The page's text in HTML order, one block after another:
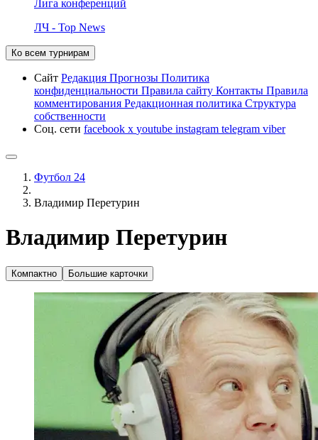
Лига конференций
ЛЧ - Top News
Ко всем турнирам
Сайт Редакция Прогнозы Политика
конфиденциальности Правила сайту Контакты Правила
комментирования Редакционная политика Структура
собственности
Соц. сети facebook x youtube instagram telegram viber
Футбол 24
Владимир Перетурин
Владимир Перетурин
Компактно Большие карточки